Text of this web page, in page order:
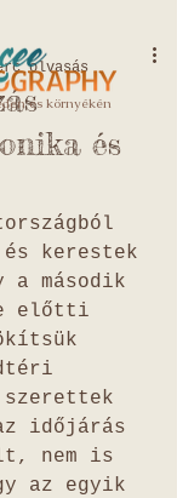
és környékén
és
olvasás
kerestek
második
előtti
szerettek
időjárás
nem is
az egyik